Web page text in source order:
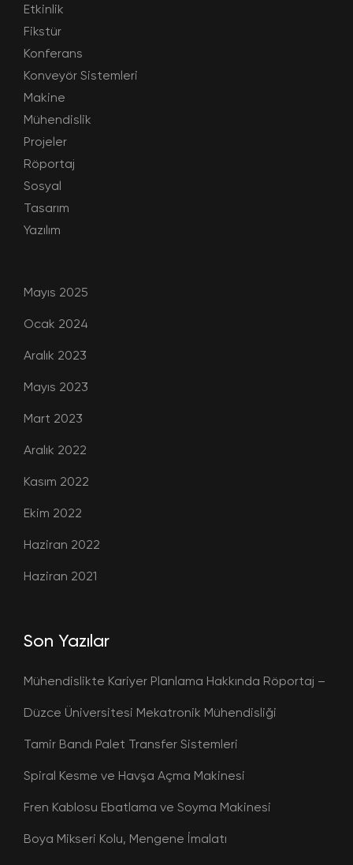
Etkinlik
Fikstür
Konferans
Konveyör Sistemleri
Makine
Mühendislik
Projeler
Röportaj
Sosyal
Tasarım
Yazılım
Mayıs 2025
Ocak 2024
Aralık 2023
Mayıs 2023
Mart 2023
Aralık 2022
Kasım 2022
Ekim 2022
Haziran 2022
Haziran 2021
Son Yazılar
Mühendislikte Kariyer Planlama Hakkında Röportaj –
Düzce Üniversitesi Mekatronik Mühendisliği
Tamir Bandı Palet Transfer Sistemleri
Spiral Kesme ve Havşa Açma Makinesi
Fren Kablosu Ebatlama ve Soyma Makinesi
Boya Mikseri Kolu, Mengene İmalatı